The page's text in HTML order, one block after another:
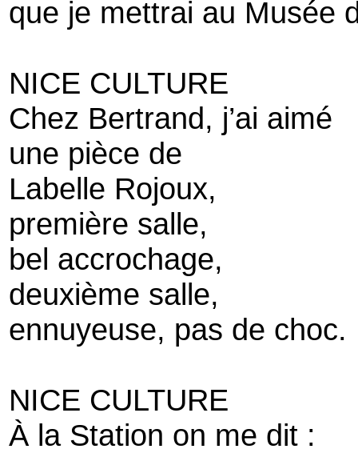
que je mettrai au Musée
NICE CULTURE
Chez Bertrand, j’ai aimé
une pièce de
Labelle Rojoux,
première salle,
bel accrochage,
deuxième salle,
ennuyeuse, pas de choc.
NICE CULTURE
À la Station on me dit :